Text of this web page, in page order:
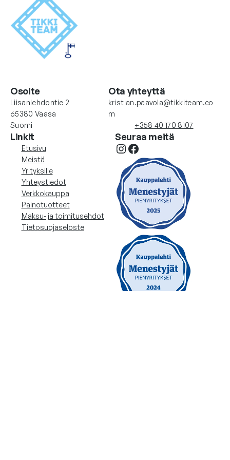
Osoite
Liisanlehdontie 2
65380 Vaasa
Suomi
Ota yhteyttä
kristian.paavola@tikkiteam.co
m
+358 40 170 8107
Linkit
Etusivu
Meistä
Yrityksille
Yhteystiedot
Verkkokauppa
Painotuotteet
Maksu- ja toimitusehdot
Tietosuojaseloste
Seuraa meitä
InstagramFacebook